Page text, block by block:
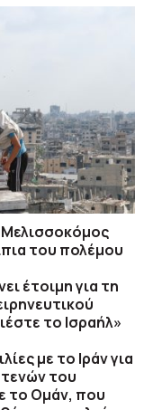
του πολέμου
έτοιμη για τη
το Ισραήλ»
με το Ιράν για
του
το Ομάν, που